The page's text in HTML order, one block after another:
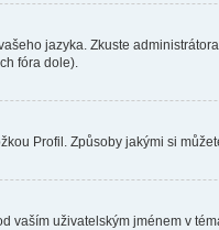
jazyka. Zkuste
fóra dole).
Profil. Způsoby jakými si
vaším uživatelským jménem v